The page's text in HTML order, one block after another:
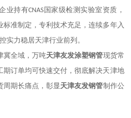
业持有CNAS 国家级检测实验室资质，
准制定，专利技术充足，连续多年入
实力稳居天津行业前列。
冀全域，万吨天津友发涂塑钢管现货常
期订单均可快速交付，彻底解决天津地
周期长痛点，彰显 天津友发钢管制作公